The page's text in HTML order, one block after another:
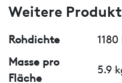
Weitere
Rohdichte
Masse pro
Fläche
5.9